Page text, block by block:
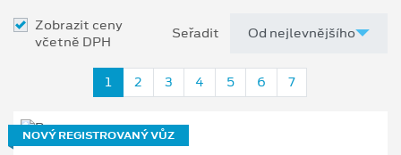
Zobrazit ceny
včetně DPH
Seřadit
1 2 3 4 5 6 7
NOVÝ REGISTROVANÝ VŮZ